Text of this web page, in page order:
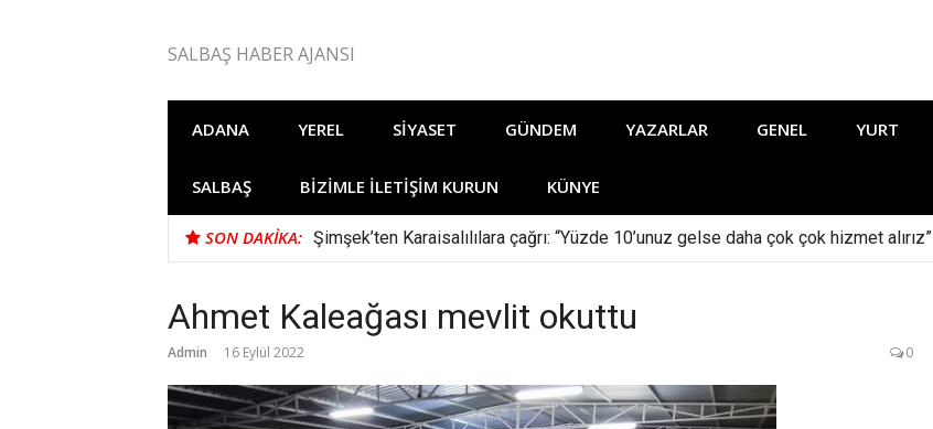
SALBAŞ HABER AJANSI
ADANA YEREL SIYASET GÜNDEM YAZARLAR GENEL YURT
SALBAŞ BIZIMLE İLETIŞIM KURUN KÜNYE
SON DAKIKA: Şimşek’ten Karaisalılılara çağrı: “Yüzde 10’unuz gelse daha çok çok hizmet alırız”
Ahmet Kaleağası mevlit okuttu
Admin 16 Eylül 2022 0